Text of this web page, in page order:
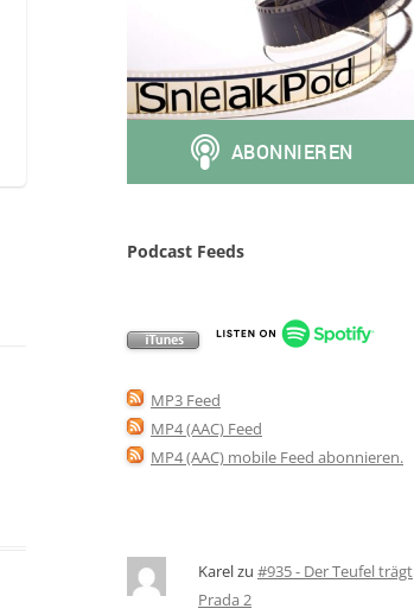
Podcast Feeds
MP3 Feed
MP4 (AAC) Feed
MP4 (AAC) mobile Feed abonnieren.
Karelzu #935 - Der Teufel trägt
Prada 2